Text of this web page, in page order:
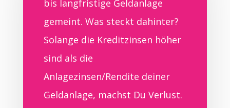
bis langfristige Geldanlage
gemeint. Was steckt dahinter?
Solange die Kreditzinsen höher
sind als die
Anlagezinsen/Rendite deiner
Geldanlage, machst Du Verlust.